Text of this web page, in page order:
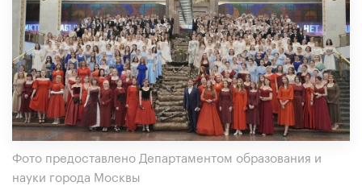
Фото предоставлено Департаментом образования и
науки города Москвы